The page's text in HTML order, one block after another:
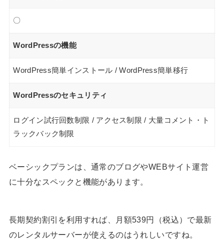
〇
WordPressの機能
WordPress簡単インストール / WordPress簡単移行
WordPressのセキュリティ
ログイン試行回数制限 / アクセス制限 / 大量コメント・ト
ラックバック制限
ベーシックプランは、通常のブログやWEBサイト運営
に十分なスペックと機能があります。
長期契約割引を利用すれば、月額539円（税込）で最新
のレンタルサーバーが使えるのはうれしいですね。